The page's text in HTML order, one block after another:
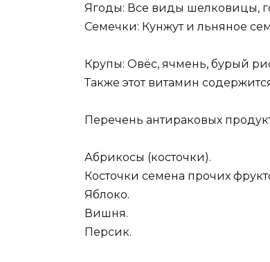
Ягоды: Все виды шелковицы,
Семечки: Кунжут и льняное
Крупы: Овёс, ячмень, бурый
Также этот витамин
Перечень антираковых
Абрикосы (косточки).
Косточки семена прочих
Яблоко.
Вишня.
Персик.